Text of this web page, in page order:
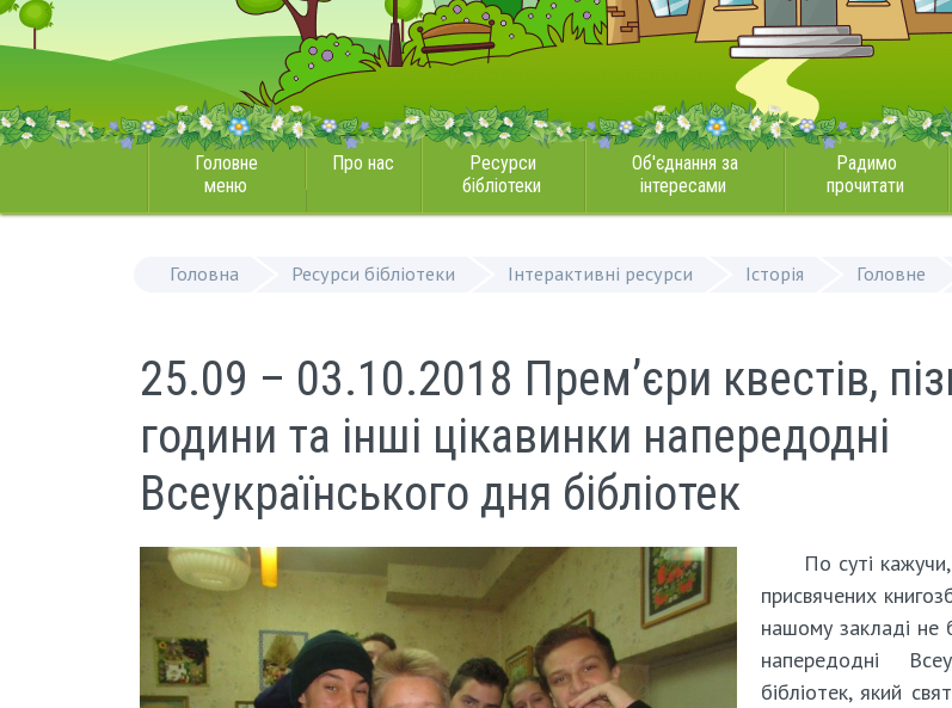
Головне
меню
Про нас
Ресурси
бібліотеки
Об'єднання за
інтересами
Радимо
прочитати
Головна Ресурси бібліотеки Інтерактивні ресурси Історія Головне
25.09 – 03.10.2018 Прем’єри квестів,
години та інші цікавинки напередодні
Всеукраїнського дня бібліотек
По суті
присвячених
нашому закладі не
напередодні
бібліотек, який